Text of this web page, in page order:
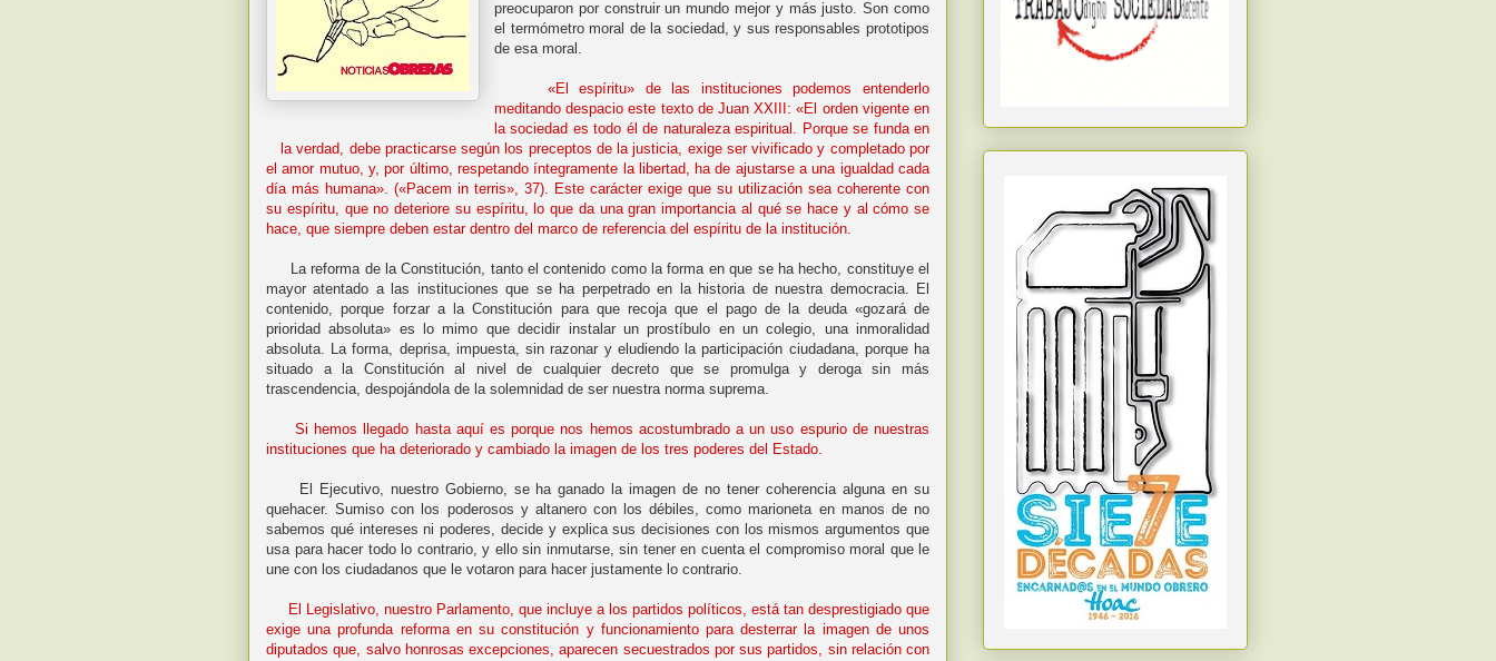
preocuparon por construir un mundo mejor y más justo. Son como
el termómetro moral de la sociedad, y sus responsables prototipos
de esa moral.
«El espíritu» de las instituciones podemos entenderlo
meditando despacio este texto de Juan XXIII: «El orden vigente en
la sociedad es todo él de naturaleza espiritual. Porque se funda en
la verdad, debe practicarse según los preceptos de la justicia, exige ser vivificado y completado por
el amor mutuo, y, por último, respetando íntegramente la libertad, ha de ajustarse a una igualdad cada
día más humana». («Pacem in terris», 37). Este carácter exige que su utilización sea coherente con
su espíritu, que no deteriore su espíritu, lo que da una gran importancia al qué se hace y al cómo se
hace, que siempre deben estar dentro del marco de referencia del espíritu de la institución.
La reforma de la Constitución, tanto el contenido como la forma en que se ha hecho, constituye el
mayor atentado a las instituciones que se ha perpetrado en la historia de nuestra democracia. El
contenido, porque forzar a la Constitución para que recoja que el pago de la deuda «gozará de
prioridad absoluta» es lo mimo que decidir instalar un prostíbulo en un colegio, una inmoralidad
absoluta. La forma, deprisa, impuesta, sin razonar y eludiendo la participación ciudadana, porque ha
situado a la Constitución al nivel de cualquier decreto que se promulga y deroga sin más
trascendencia, despojándola de la solemnidad de ser nuestra norma suprema.
Si hemos llegado hasta aquí es porque nos hemos acostumbrado a un uso espurio de nuestras
instituciones que ha deteriorado y cambiado la imagen de los tres poderes del Estado.
El Ejecutivo, nuestro Gobierno, se ha ganado la imagen de no tener coherencia alguna en su
quehacer. Sumiso con los poderosos y altanero con los débiles, como marioneta en manos de no
sabemos qué intereses ni poderes, decide y explica sus decisiones con los mismos argumentos que
usa para hacer todo lo contrario, y ello sin inmutarse, sin tener en cuenta el compromiso moral que le
une con los ciudadanos que le votaron para hacer justamente lo contrario.
El Legislativo, nuestro Parlamento, que incluye a los partidos políticos, está tan desprestigiado que
exige una profunda reforma en su constitución y funcionamiento para desterrar la imagen de unos
diputados que, salvo honrosas excepciones, aparecen secuestrados por sus partidos, sin relación con